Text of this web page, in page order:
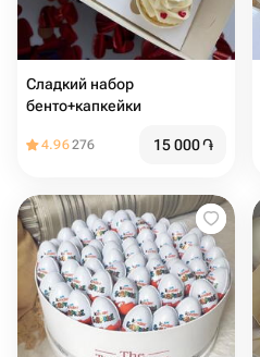
Сладкий набор
бенто+капкейки
4.96276 15 000֏